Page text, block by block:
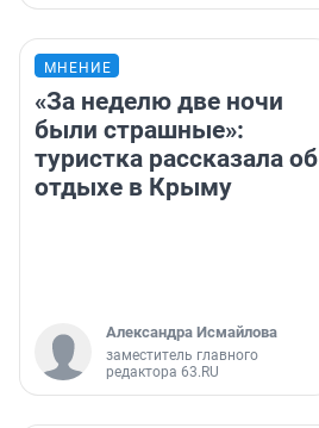
МНЕНИЕ
«За неделю две ночи
были страшные»:
туристка рассказала об
отдыхе в Крыму
Александра Исмайлова
заместитель главного
редактора 63.RU